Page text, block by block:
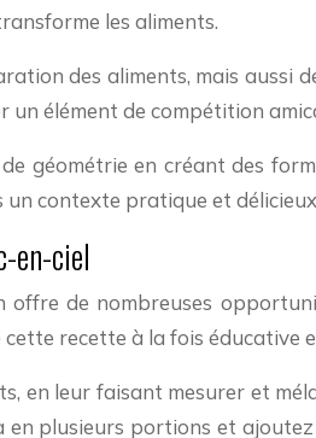
les aliments.
des aliments, mais aussi
élément de compétition
géométrie en créant des
un contexte pratique et
en-ciel
de nombreuses
recette à la fois éducative
leur faisant mesurer et
plusieurs portions et